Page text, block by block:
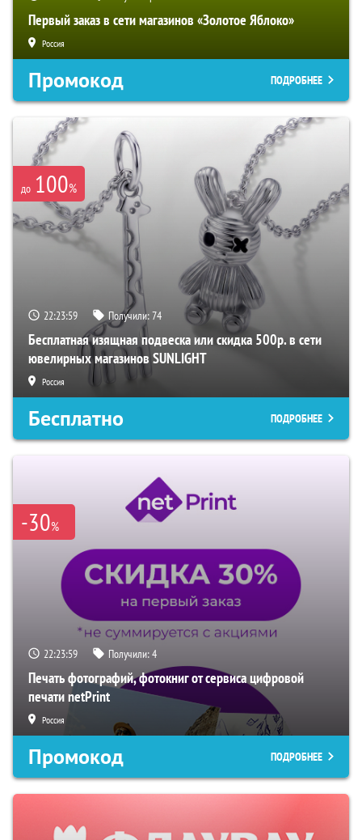
Первый заказ в сети магазинов «Золотое Яблоко»
Россия
Промокод ПОДРОБНЕЕ
до 100%
22:23:58 Получили:74
Бесплатная изящная подвеска или скидка 500р. в сети
ювелирных магазинов SUNLIGHT
Россия
Бесплатно ПОДРОБНЕЕ
-30%
22:23:58 Получили:4
Печать фотографий, фотокниг от сервиса цифровой
печати netPrint
Россия
Промокод ПОДРОБНЕЕ